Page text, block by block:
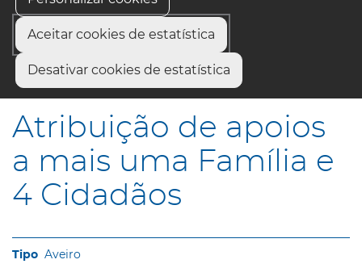
Aceitar cookies de estatística
Desativar cookies de estatística
Início
Atribuição de apoios a mais uma Família e 4 Cidadãos
Atribuição de apoios
a mais uma Família e
4 Cidadãos
Aveiro